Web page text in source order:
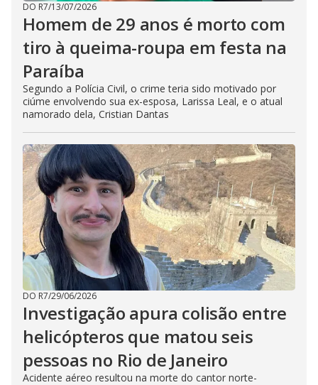
DO R7/13/07/2026
Homem de 29 anos é morto com
tiro à queima-roupa em festa na
Paraíba
Segundo a Polícia Civil, o crime teria sido motivado por
ciúme envolvendo sua ex-esposa, Larissa Leal, e o atual
namorado dela, Cristian Dantas
DO R7/29/06/2026
Investigação apura colisão entre
helicópteros que matou seis
pessoas no Rio de Janeiro
Acidente aéreo resultou na morte do cantor norte-